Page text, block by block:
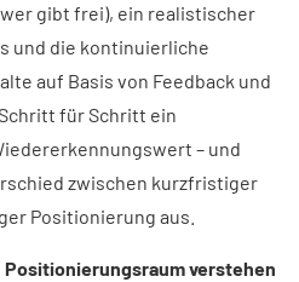
gibt frei), ein realistischer
und die kontinuierliche
auf Basis von Feedback und
für Schritt ein
– und
zwischen kurzfristiger
Positionierung aus.
verstehen